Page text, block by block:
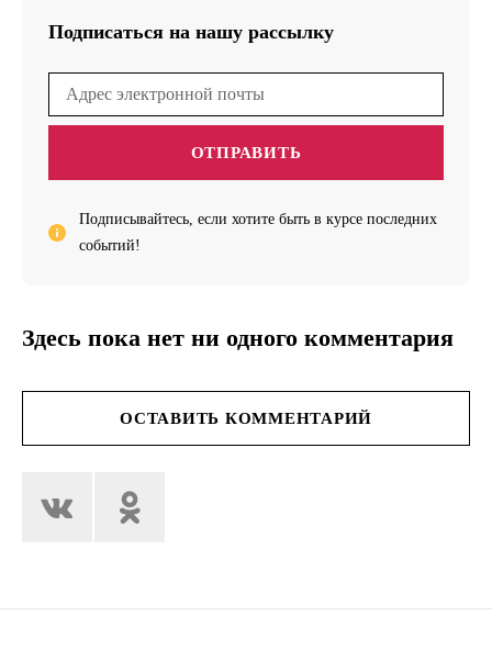
Подписаться на нашу рассылку
ОТПРАВИТЬ
Подписывайтесь, если хотите быть в курсе последних
событий!
Здесь пока нет ни одного комментария
ОСТАВИТЬ КОММЕНТАРИЙ